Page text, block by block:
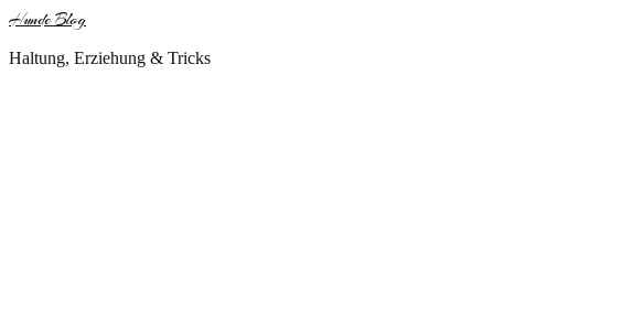
Hunde Blog
Haltung, Erziehung & Tricks